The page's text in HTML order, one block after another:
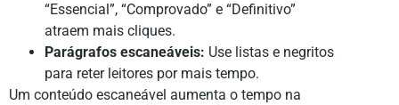
“Essencial”, “Comprovado” e “Definitivo”
atraem mais cliques.
Parágrafos escaneáveis: Use listas e negritos
para reter leitores por mais tempo.
Um conteúdo escaneável aumenta o tempo na